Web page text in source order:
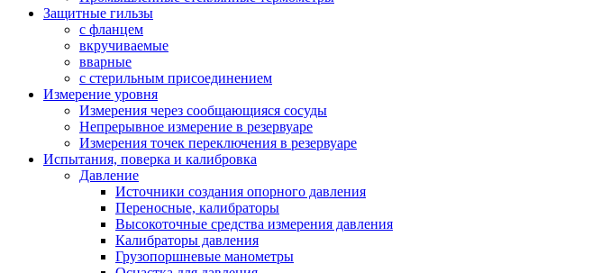
Защитные гильзы
с фланцем
вкручиваемые
вварные
с стерильным присоединением
Измерение уровня
Измерения через сообщающияся сосуды
Непрерывное измерение в резервуаре
Измерения точек переключения в резервуаре
Испытания, поверка и калибровка
Давление
Источники создания опорного давления
Переносные, калибраторы
Высокоточные средства измерения давления
Калибраторы давления
Грузопоршневые манометры